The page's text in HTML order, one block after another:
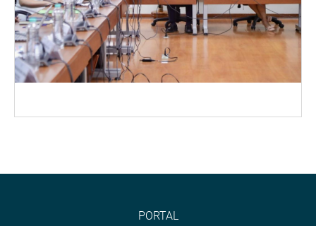
PORTAL